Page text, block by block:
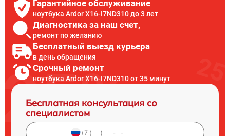
Гарантийное обслуживание
ноутбука Ardor X16-I7ND310 до 3 лет
Диагностика за наш счет,
ремонт по желанию
Бесплатный выезд курьера
в день обращения
Срочный ремонт
ноутбука Ardor X16-I7ND310 от 35 минут
Бесплатная консультация со
специалистом